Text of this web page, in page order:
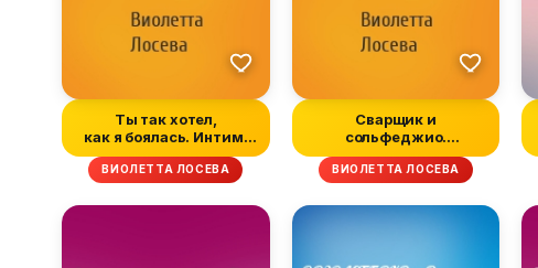
Ты так хотел,
как я боялась. Интим.
Безвиз. Ревю
ВИОЛЕТТА ЛОСЕВА
Сварщик и
сольфеджио.
Эротическая драма
с элемента...
ВИОЛЕТТА ЛОСЕВА